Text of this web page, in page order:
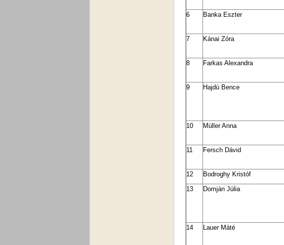
6
Banka Eszter
7
Kánai Zóra
8
Farkas Alexandra
9
Hajdú Bence
10
Müller Anna
11
Fersch Dávid
12
Bodroghy Kristóf
13
Domján Júlia
14
Lauer Máté